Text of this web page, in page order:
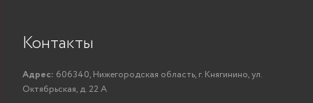
Контакты
Адрес: 606340, Нижегородская область, г. Княгинино, ул.
Октябрьская, д. 22 А